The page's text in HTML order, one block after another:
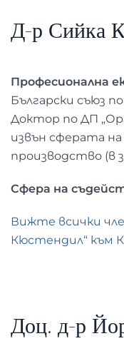
Д-р Сийка
Професионална
Български съюз
Доктор по ДП
извън сферата
производство (в
Сфера на
Вижте всички
Кюстендил“ към
Доц. д-р